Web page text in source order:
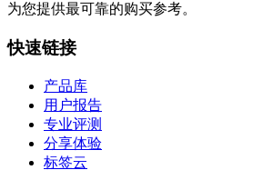
为您提供最可靠的购买参考。
快速链接
产品库
用户报告
专业评测
分享体验
标签云